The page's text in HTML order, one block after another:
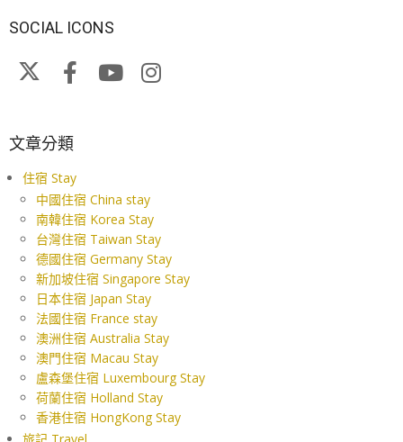
SOCIAL ICONS
文章分類
住宿 Stay
中國住宿 China stay
南韓住宿 Korea Stay
台灣住宿 Taiwan Stay
德國住宿 Germany Stay
新加坡住宿 Singapore Stay
日本住宿 Japan Stay
法國住宿 France stay
澳洲住宿 Australia Stay
澳門住宿 Macau Stay
盧森堡住宿 Luxembourg Stay
荷蘭住宿 Holland Stay
香港住宿 HongKong Stay
旅記 Travel